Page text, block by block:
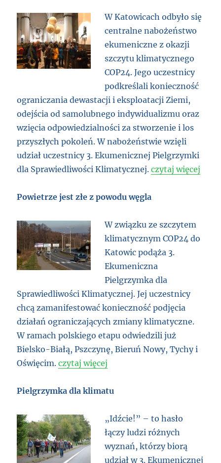
W Katowicach odbyło się
centralne nabożeństwo
ekumeniczne z okazji
szczytu klimatycznego
COP24. Jego uczestnicy
podkreślali konieczność
ograniczania dewastacji i eksploatacji Ziemi,
odejścia od samolubnego indywidualizmu oraz
wzięcia odpowiedzialności za stworzenie i los
przyszłych pokoleń. W nabożeństwie wzięli
udział uczestnicy 3. Ekumenicznej Pielgrzymki
dla Sprawiedliwości Klimatycznej.czytaj więcej
Powietrze jest złe z powodu węgla
W związku ze szczytem
klimatycznym COP24 do
Katowic podąża 3.
Ekumeniczna
Pielgrzymka dla
Sprawiedliwości Klimatycznej. Jej uczestnicy
chcą zamanifestować konieczność podjęcia
działań ograniczających zmiany klimatyczne.
W ramach polskiego etapu odwiedzili już
Bielsko-Białą, Pszczynę, Bieruń Nowy, Tychy i
Oświęcim.czytaj więcej
Pielgrzymka dla klimatu
„Idźcie!” – to hasło
łączy ludzi różnych
wyznań, którzy biorą
udział w 3. Ekumenicznej